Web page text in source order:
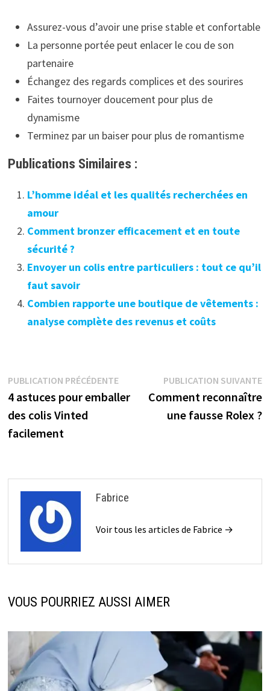
Assurez-vous d’avoir une prise stable et confortable
La personne portée peut enlacer le cou de son
partenaire
Échangez des regards complices et des sourires
Faites tournoyer doucement pour plus de
dynamisme
Terminez par un baiser pour plus de romantisme
Publications Similaires :
L’homme idéal et les qualités recherchées en
amour
Comment bronzer efficacement et en toute
sécurité ?
Envoyer un colis entre particuliers : tout ce qu’il
faut savoir
Combien rapporte une boutique de vêtements :
analyse complète des revenus et coûts
Navigation
de
l’article
PUBLICATION PRÉCÉDENTEPublication
précédente :
4 astuces pour emballer
des colis Vinted
facilement
PUBLICATION SUIVANTE
Comment reconnaître
une fausse Rolex ?
Fabrice
Voir tous les articles de Fabrice →
VOUS POURRIEZ AUSSI AIMER